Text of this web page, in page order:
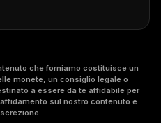
che forniamo costituisce un
monete, un consiglio legale o
a essere da te affidabile per
sul nostro contenuto è